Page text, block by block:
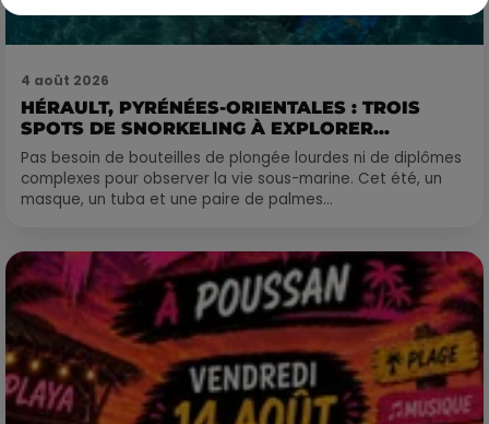
4 août 2026
HÉRAULT, PYRÉNÉES-ORIENTALES : TROIS
SPOTS DE SNORKELING À EXPLORER...
Pas besoin de bouteilles de plongée lourdes ni de diplômes
complexes pour observer la vie sous-marine. Cet été, un
masque, un tuba et une paire de palmes...